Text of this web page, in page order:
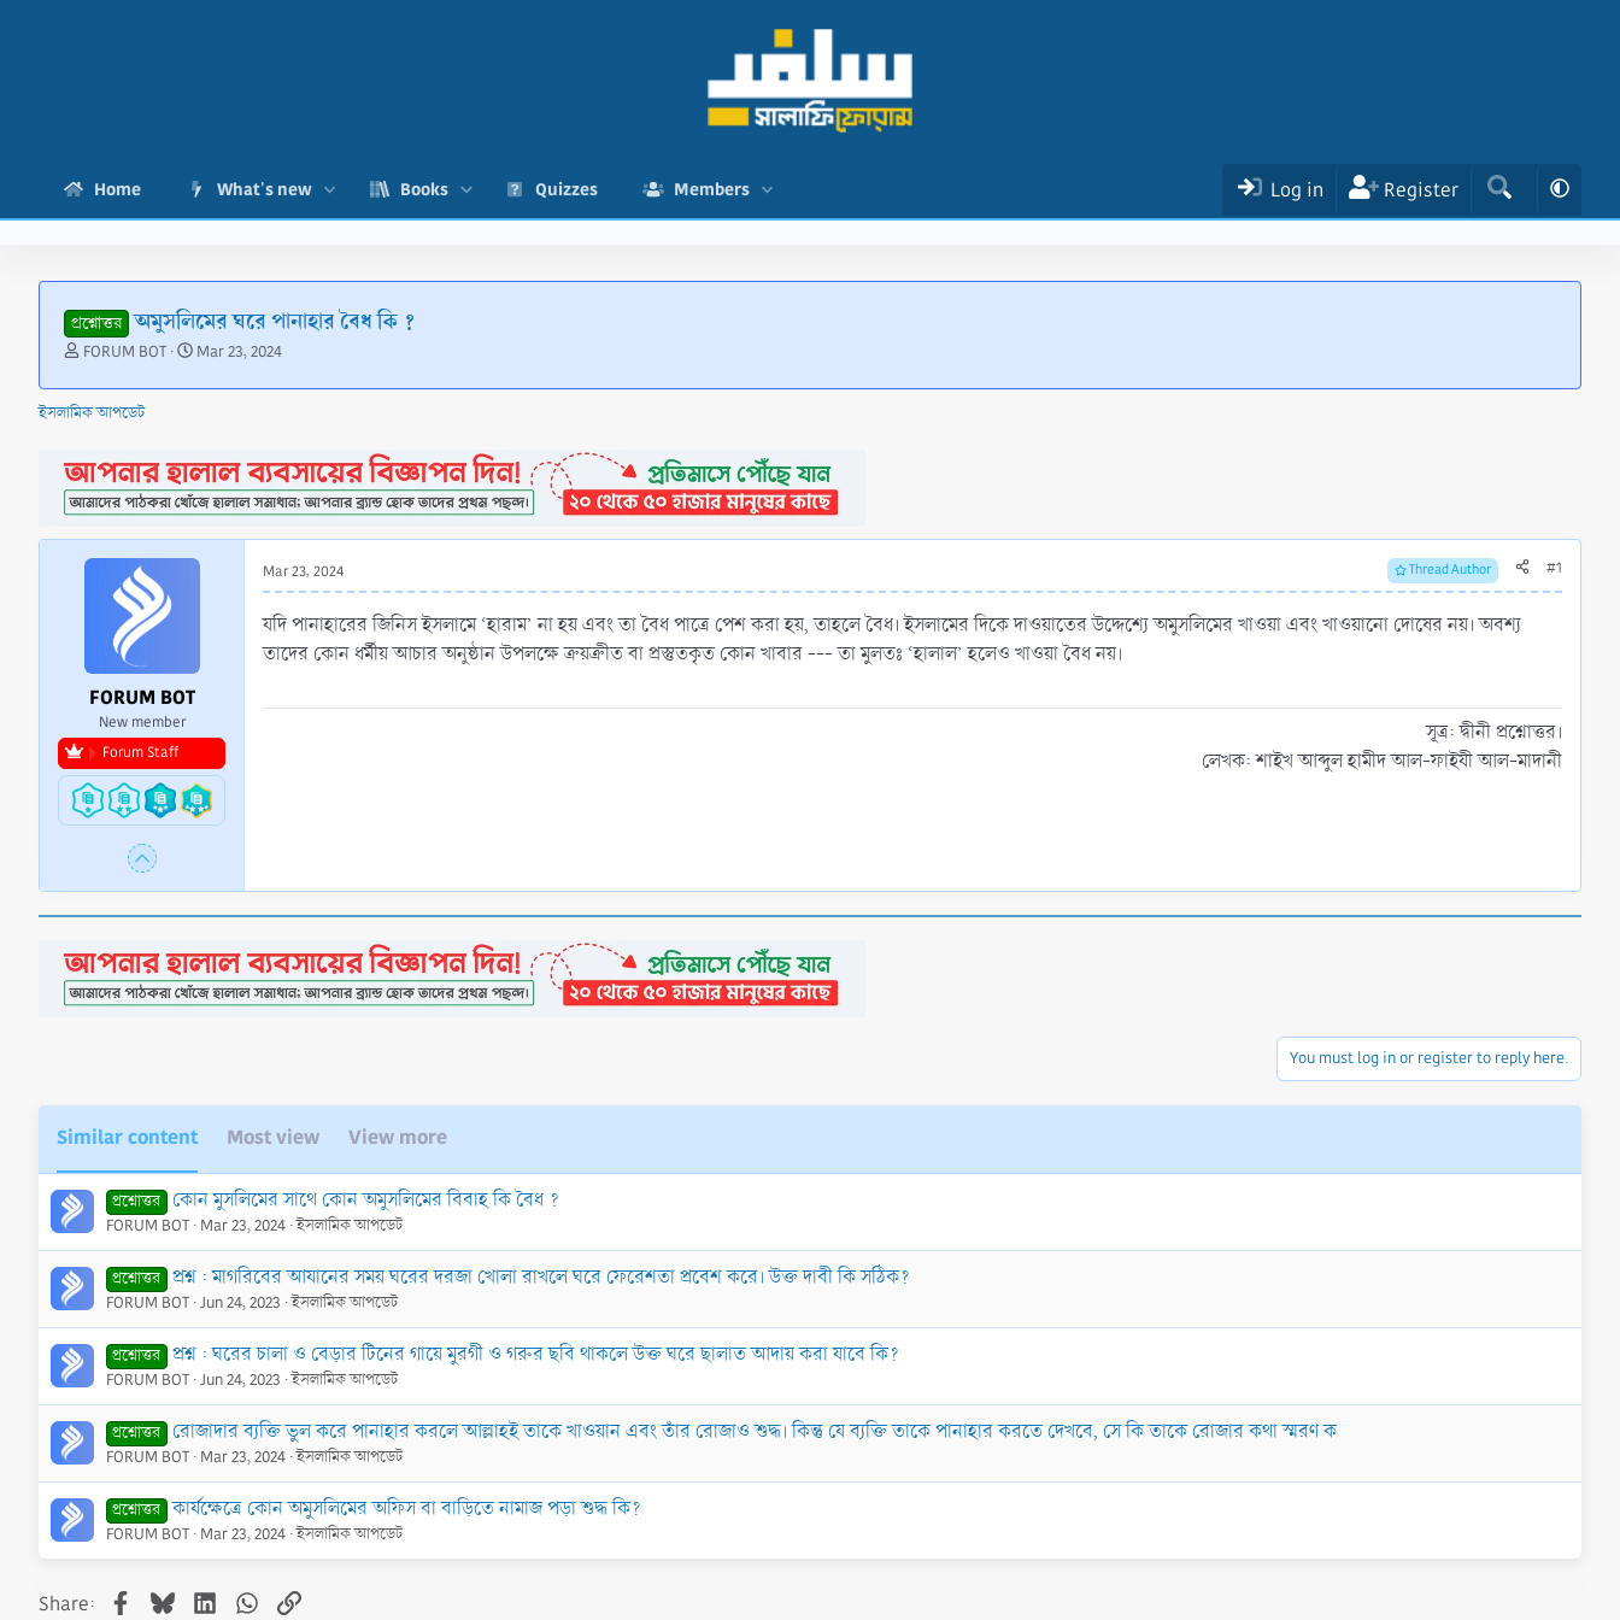
Home What's new Books Quizzes Members Log in Register
প্রশ্নোত্তর অমুসলিমের ঘরে পানাহার বৈধ কি ?
T
r
e
d
s
t
a
r
FORUM BOT
S
a
d
a
t
e
Mar 23, 2024
ইসলামিক আপডেট
FORUM BOT
New member
Forum Staff
Mar 23, 2024 Thread Author #1
যদি পানাহারের জিনিস ইসলামে ‘হারাম’ না হয় এবং তা বৈধ পাত্রে পেশ করা হয়, তাহলে বৈধ। ইসলামের দিকে দাওয়াতের উদ্দেশ্যে অমুসলিমের খাওয়া এবং খাওয়ানো দোষের নয়। অবশ্য
তাদের কোন ধর্মীয় আচার অনুষ্ঠান উপলক্ষে ক্রয়ক্রীত বা প্রস্তুতকৃত কোন খাবার --- তা মুলতঃ ‘হালাল’ হলেও খাওয়া বৈধ নয়।
সূত্র: দ্বীনী প্রশ্নোত্তর।
লেখক: শাইখ আব্দুল হামীদ আল-ফাইযী আল-মাদানী​
You must log in or register to reply here.
Similar content Most view View more
প্রশ্নোত্তর কোন মুসলিমের সাথে কোন অমুসলিমের বিবাহ কি বৈধ ?
FORUM BOT Mar 23, 2024 ইসলামিক আপডেট
প্রশ্নোত্তর প্রশ্ন : মাগরিবের আযানের সময় ঘরের দরজা খোলা রাখলে ঘরে ফেরেশতা প্রবেশ করে। উক্ত দাবী কি সঠিক?
FORUM BOT Jun 24, 2023 ইসলামিক আপডেট
প্রশ্নোত্তর প্রশ্ন : ঘরের চালা ও বেড়ার টিনের গায়ে মুরগী ও গরুর ছবি থাকলে উক্ত ঘরে ছালাত আদায় করা যাবে কি?
FORUM BOT Jun 24, 2023 ইসলামিক আপডেট
প্রশ্নোত্তর রোজাদার ব্যক্তি ভুল করে পানাহার করলে আল্লাহই তাকে খাওয়ান এবং তাঁর রোজাও শুদ্ধ। কিন্তু যে ব্যক্তি তাকে পানাহার করতে দেখবে, সে কি তাকে রোজার কথা স্মরণ ক
FORUM BOT Mar 23, 2024 ইসলামিক আপডেট
প্রশ্নোত্তর কার্যক্ষেত্রে কোন অমুসলিমের অফিস বা বাড়িতে নামাজ পড়া শুদ্ধ কি?
FORUM BOT Mar 23, 2024 ইসলামিক আপডেট
Share: Facebook
BlueskyLinkedInWhatsApp
Link